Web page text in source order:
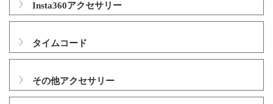
Insta360アクセサリー
タイムコード
その他アクセサリー